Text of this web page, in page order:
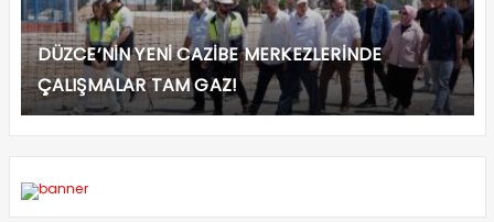
DÜZCE’NİN YENİ CAZİBE MERKEZLERİNDE
ÇALIŞMALAR TAM GAZ!